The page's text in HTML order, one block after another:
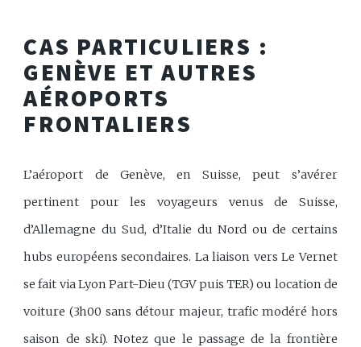
CAS PARTICULIERS :
GENÈVE ET AUTRES
AÉROPORTS
FRONTALIERS
L’aéroport de Genève, en Suisse, peut s’avérer
pertinent pour les voyageurs venus de Suisse,
d’Allemagne du Sud, d’Italie du Nord ou de certains
hubs européens secondaires. La liaison vers Le Vernet
se fait via Lyon Part-Dieu (TGV puis TER) ou location de
voiture (3h00 sans détour majeur, trafic modéré hors
saison de ski). Notez que le passage de la frontière